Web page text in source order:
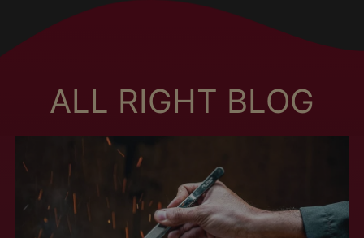
ALL RIGHT BLOG
Brunei (MXN $)
Bulgária (MXN $)
Burundi (MXN $)
Cabo Verde (MXN $)
Camarões (MXN $)
Camboja (MXN $)
Canadá (MXN $)